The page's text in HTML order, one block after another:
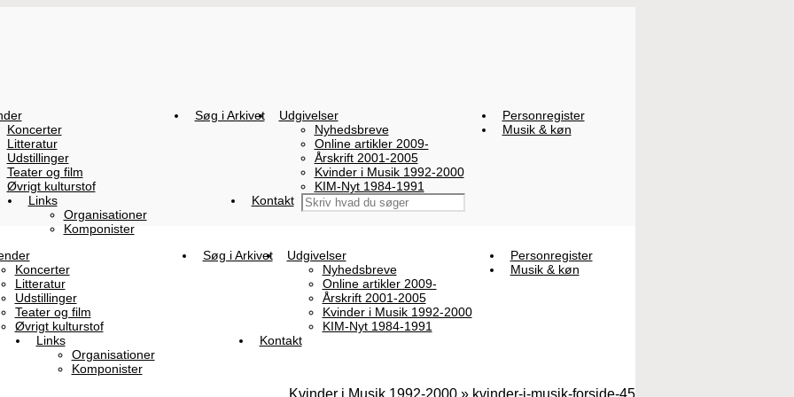
Koncerter
Litteratur
Udstillinger
Teater og film
Øvrigt kulturstof
Søg i Arkivet
Udgivelser
Nyhedsbreve
Online artikler 2009-
Årskrift 2001-2005
Kvinder i Musik 1992-2000
KIM-Nyt 1984-1991
Personregister
Musik & køn
Links
Organisationer
Komponister
Kontakt
Koncerter
Litteratur
Udstillinger
Teater og film
Øvrigt kulturstof
Søg i Arkivet
Udgivelser
Nyhedsbreve
Online artikler 2009-
Årskrift 2001-2005
Kvinder i Musik 1992-2000
KIM-Nyt 1984-1991
Personregister
Musik & køn
Links
Organisationer
Komponister
Kontakt
Kvinder i Musik 1992-2000» kvinder-i-musik-forside-45